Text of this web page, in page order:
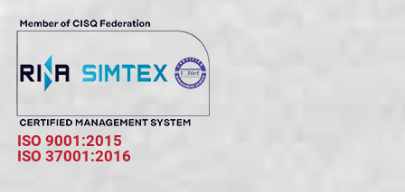
ISO 9001:2015
ISO 37001:2016